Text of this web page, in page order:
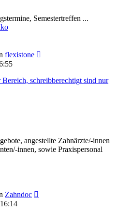
Semestertreffen ...
flexistone
schreibberechtigt sind nur
angestellte Zahnärzte/-innen
innen, sowie Praxispersonal
Zahndoc